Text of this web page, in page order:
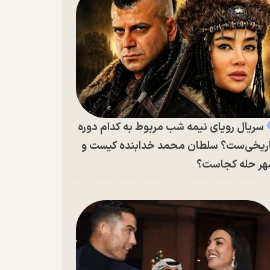
سریال رویای نیمه شب مربوط به کدام دوره
سلطان محمد خدابنده کیست و
حله کجاست؟